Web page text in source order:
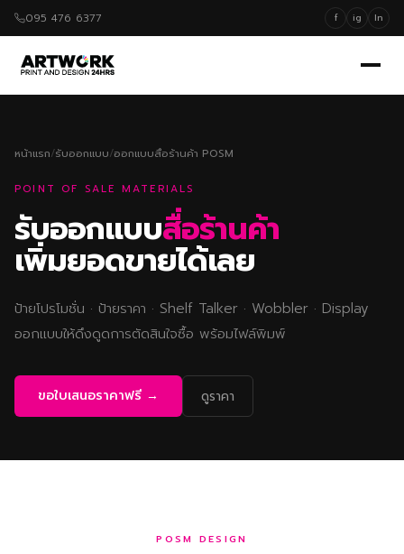
095 476 6377 f ig ln
หน้าแรก/รับออกแบบ/ออกแบบสื่อร้านค้า POSM
POINT OF SALE MATERIALS
รับออกแบบสื่อร้านค้า
เพิ่มยอดขายได้เลย
ป้ายโปรโมชั่น · ป้ายราคา · Shelf Talker · Wobbler · Display
ออกแบบให้ดึงดูดการตัดสินใจซื้อ พร้อมไฟล์พิมพ์
ขอใบเสนอราคาฟรี → ดูราคา
POSM DESIGN